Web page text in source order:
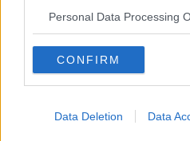
Personal Data Processing
CONFIRM
Data Deletion Data
Fly me to the moon
Hop!
O sonho de um prisioneiro
Memòrias
Sto qui
Bestiario